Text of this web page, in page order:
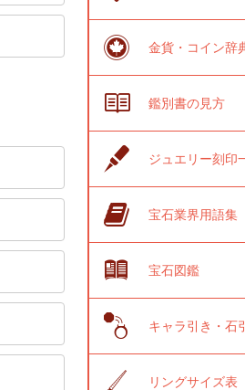
金貨・コイン辞
鑑別書の見方
ジュエリー刻印
宝石業界用語集
宝石図鑑
キャラ引き・石
リングサイズ表